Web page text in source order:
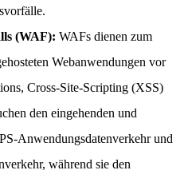
(WAF): WAFs dienen zum
Webanwendungen vor
Cross-Site-Scripting (XSS)
den eingehenden und
Anwendungsdatenverkehr und
während sie den